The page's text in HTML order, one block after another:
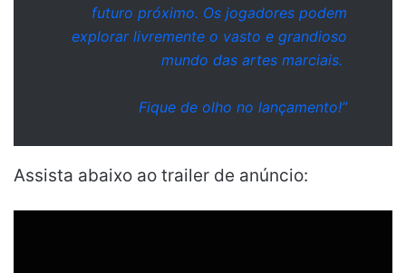
futuro próximo. Os jogadores podem
explorar livremente o vasto e grandioso
mundo das artes marciais.
Fique de olho no lançamento!”
Assista abaixo ao trailer de anúncio: